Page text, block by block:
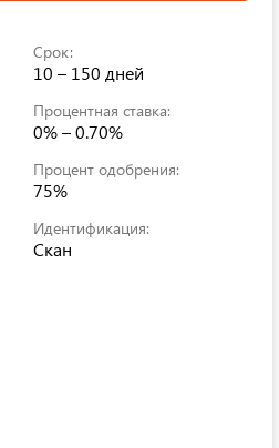
Срок:
10 – 150 дней
Процентная ставка:
0% – 0.70%
Процент одобрения:
75%
Идентификация:
Скан